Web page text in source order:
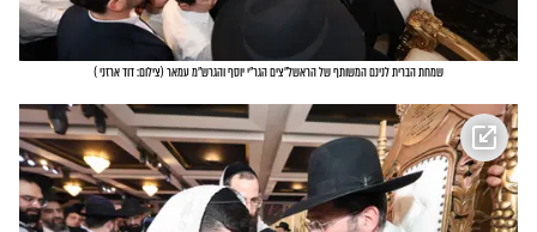
שמחת הברית לנינם המשותף של הראשל"צים הגר"י יוסף והגרש"מ עמאר (צילום: דוד ארזני)